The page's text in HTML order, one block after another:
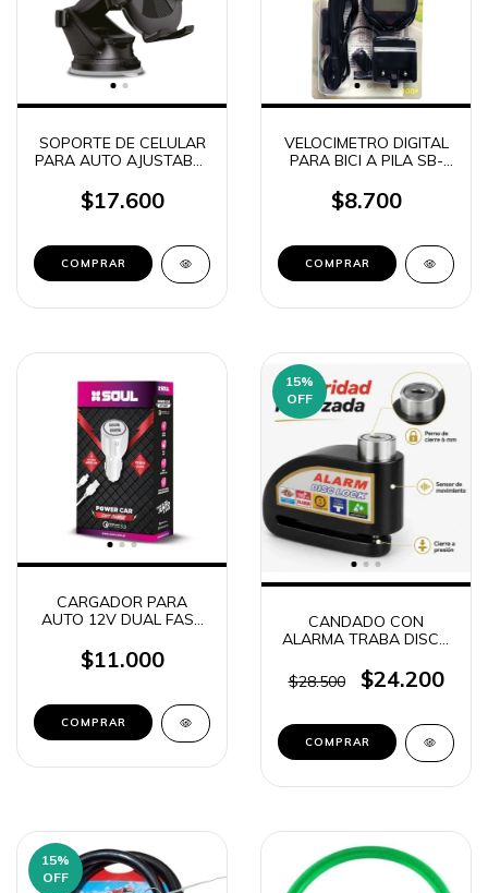
SOPORTE DE CELULAR
PARA AUTO AJUSTABLE
$17.600
VELOCIMETRO DIGITAL
PARA BICI A PILA SB-
$8.700
CARGADOR PARA
AUTO 12V DUAL FAST
USB - TIPO C -
LIGHTNING)
$11.000
COMPRAR
15%
OFF
CANDADO CON
ALARMA TRABA DISCO
8305
$28.500 $24.200
15%
OFF